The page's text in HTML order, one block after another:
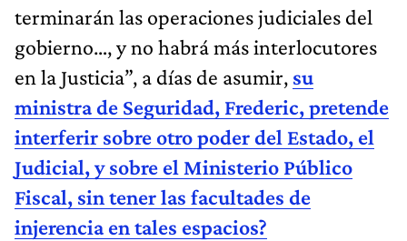
terminarán las operaciones judiciales del
gobierno…, y no habrá más interlocutores
en la Justicia”, a días de asumir, su
ministra de Seguridad, Frederic, pretende
interferir sobre otro poder del Estado, el
Judicial, y sobre el Ministerio Público
Fiscal, sin tener las facultades de
injerencia en tales espacios?